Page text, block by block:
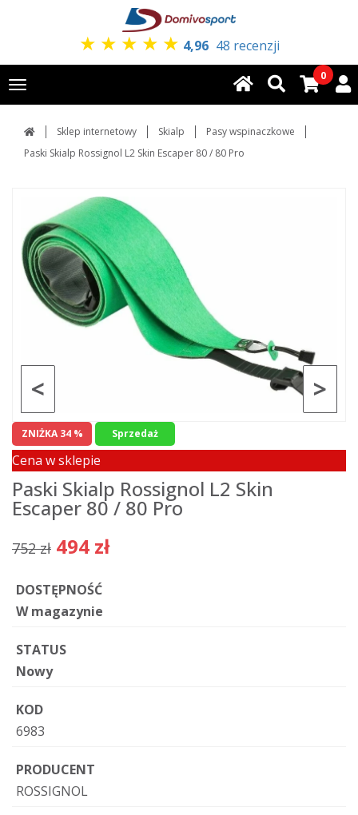
★ ★ ★ ★ ★ 4,96 48 recenzji
Toggle
navigation
0
Sklep internetowy Skialp
Pasy wspinaczkowe
Paski Skialp Rossignol L2 Skin Escaper 80 / 80 Pro
>
<
ZNIŻKA 34 % Sprzedaż
Cena w sklepie
Paski Skialp Rossignol L2 Skin
Escaper 80 / 80 Pro
752 zł 494 zł
DOSTĘPNOŚĆ
W magazynie
STATUS
Nowy
KOD
6983
PRODUCENT
ROSSIGNOL